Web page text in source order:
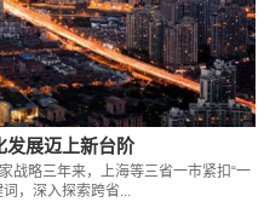
发展迈上新台阶
战略三年来，上海等三省一市紧扣“一
词，深入探索跨省...